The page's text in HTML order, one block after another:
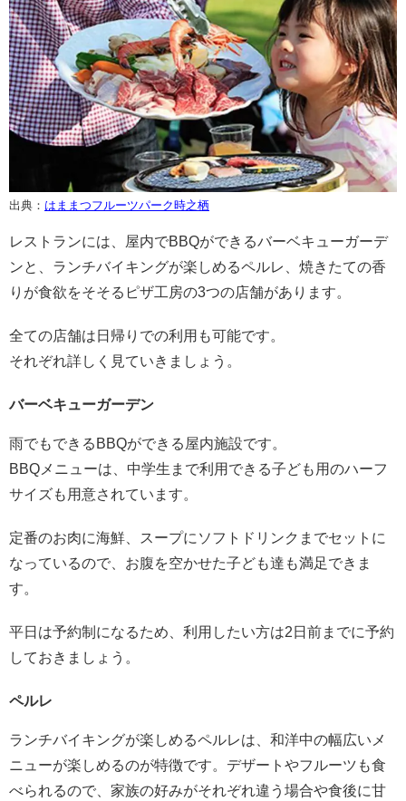
出典： はままつフルーツパーク時之栖
レストランには、屋内でBBQができるバーベキューガーデ
ンと、ランチバイキングが楽しめるペルレ、焼きたての香
りが食欲をそそるピザ工房の3つの店舗があります。
全ての店舗は日帰りでの利用も可能です。
それぞれ詳しく見ていきましょう。
バーベキューガーデン
雨でもできるBBQができる屋内施設です。
BBQメニューは、中学生まで利用できる子ども用のハーフ
サイズも用意されています。
定番のお肉に海鮮、スープにソフトドリンクまでセットに
なっているので、お腹を空かせた子ども達も満足できま
す。
平日は予約制になるため、利用したい方は2日前までに予約
しておきましょう。
ペルレ
ランチバイキングが楽しめるペルレは、和洋中の幅広いメ
ニューが楽しめるのが特徴です。デザートやフルーツも食
べられるので、家族の好みがそれぞれ違う場合や食後に甘